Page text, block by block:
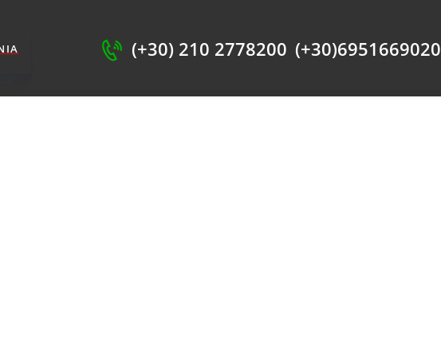
(+30) 210 2778200 (+30)6951669020
ΜΕ ΕΜΆΣ